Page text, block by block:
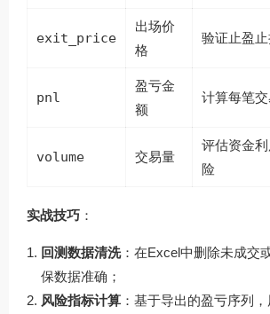
exit_price
出场价
格
验证止盈
pnl
盈亏金
额
计算每笔
volume 交易量
评估资金
险
实战技巧 ：
回测数据清洗：在Excel中删除未成交
保数据准确；
风险指标计算 ：基于导出的盈亏序列